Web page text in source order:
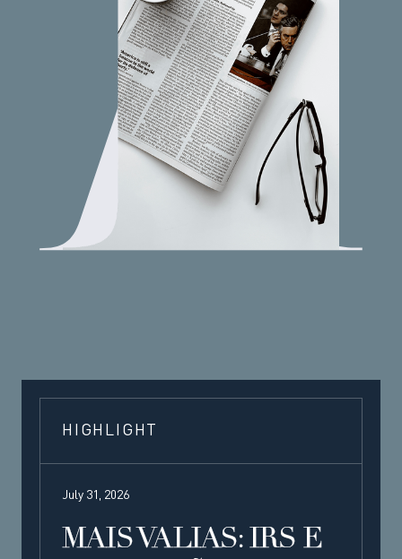
HIGHLIGHT
July 31, 2026
MAIS VALIAS: IRS E